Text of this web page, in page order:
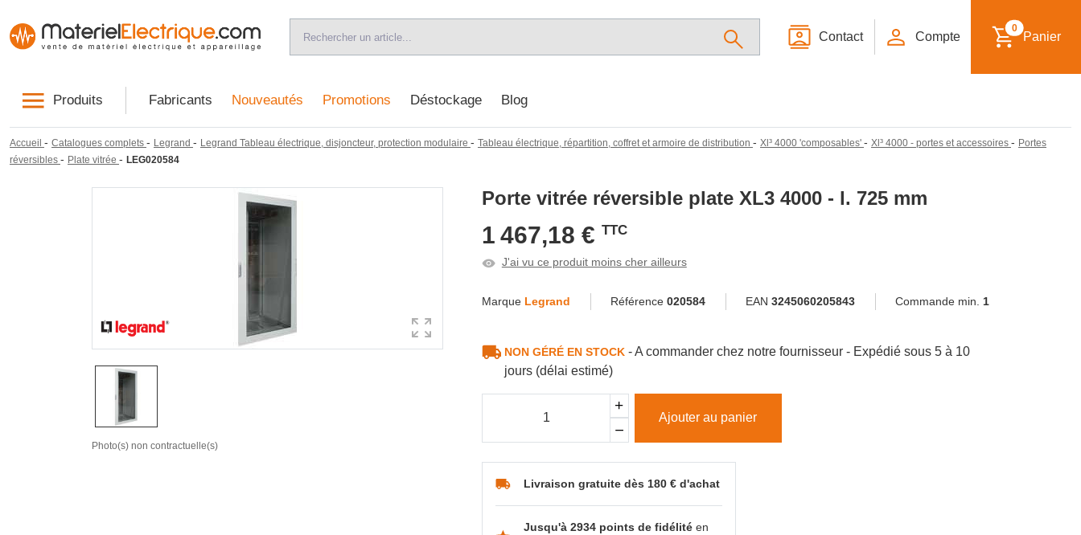
Contact Compte
0
Panier
Produits Fabricants Nouveautés Promotions Déstockage Blog
Accueil - Catalogues complets - Legrand - Legrand Tableau électrique, disjoncteur, protection modulaire - Tableau électrique, répartition, coffret et armoire de distribution - Xl³ 4000 'composables' - Xl³ 4000 - portes et accessoires - Portes
réversibles - Plate vitrée - LEG020584
Photo(s) non contractuelle(s)
Porte vitrée réversible plate XL3 4000 - l. 725 mm
1 467,18 € TTC
J'ai vu ce produit moins cher ailleurs
Marque Legrand Référence 020584 EAN 3245060205843 Commande min. 1
NON GÉRÉ EN STOCK- A commander chez notre fournisseur - Expédié sous 5 à 10
jours (délai estimé)
Ajouter au panier
Livraison gratuite dès 180 € d'achat
Jusqu'à 2934 points de fidélitéen